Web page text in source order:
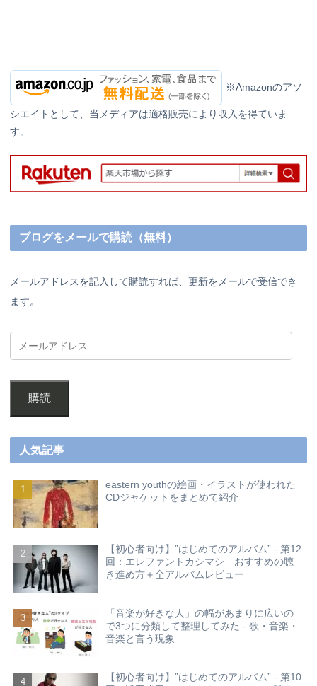
※Amazonのアソ
シエイトとして、当メディアは適格販売により収入を得ていま
す。
ブログをメールで購読（無料）
メールアドレスを記入して購読すれば、更新をメールで受信でき
ます。
購読
人気記事
eastern youthの絵画・イラストが使われた
CDジャケットをまとめて紹介
【初心者向け】”はじめてのアルバム” - 第12
回：エレファントカシマシ おすすめの聴
き進め方＋全アルバムレビュー
「音楽が好きな人」の幅があまりに広いの
で3つに分類して整理してみた - 歌・音楽・
音楽と言う現象
【初心者向け】”はじめてのアルバム” - 第10